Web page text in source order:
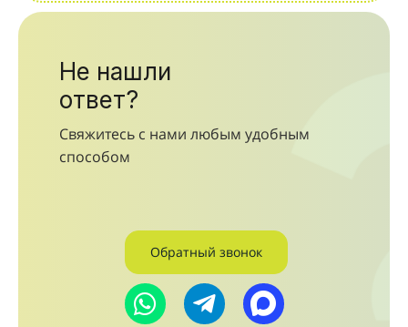
Не нашли
ответ?
Свяжитесь с нами любым удобным
способом
Обратный звонок